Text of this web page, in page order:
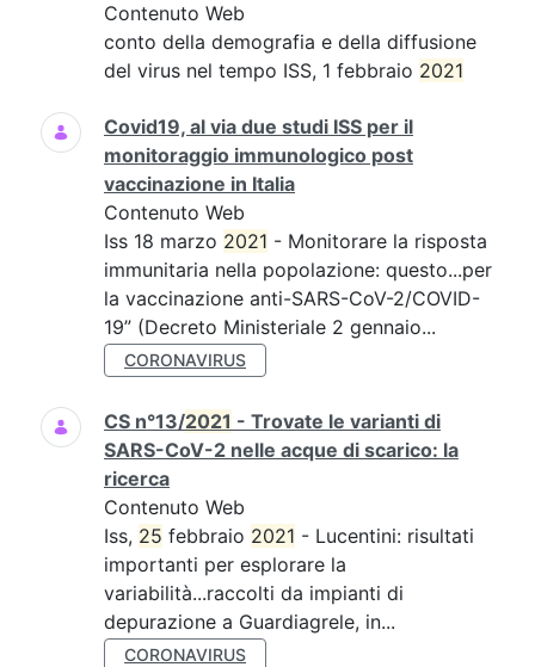
Contenuto Web
conto della demografia e della diffusione
del virus nel tempo ISS, 1 febbraio 2021
Covid19, al via due studi ISS per il
monitoraggio immunologico post
vaccinazione in Italia
Contenuto Web
Iss 18 marzo 2021 - Monitorare la risposta
immunitaria nella popolazione: questo...per
la vaccinazione anti-SARS-CoV-2/COVID-
19” (Decreto Ministeriale 2 gennaio...
CORONAVIRUS
CS n°13/2021 - Trovate le varianti di
SARS-CoV-2 nelle acque di scarico: la
ricerca
Contenuto Web
Iss, 25 febbraio 2021 - Lucentini: risultati
importanti per esplorare la
variabilità...raccolti da impianti di
depurazione a Guardiagrele, in...
CORONAVIRUS